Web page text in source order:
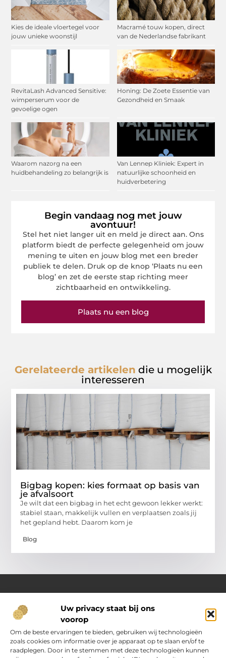
Uw privacy staat bij ons
voorop
Om de beste ervaringen te bieden, gebruiken wij technologieën
zoals cookies om informatie over je apparaat op te slaan en/of te
raadplegen. Door in te stemmen met deze technologieën kunnen
Kies de ideale vloertegel voor
jouw unieke woonstijl
Macramé touw kopen, direct
van de Nederlandse fabrikant
RevitaLash Advanced Sensitive:
wimperserum voor de
gevoelige ogen
Honing: De Zoete Essentie van
Gezondheid en Smaak
Waarom nazorg na een
huidbehandeling zo belangrijk is
Van Lennep Kliniek: Expert in
natuurlijke schoonheid en
huidverbetering
Begin vandaag nog met jouw
avontuur!
Stel het niet langer uit en meld je direct aan. Ons
platform biedt de perfecte gelegenheid om jouw
mening te uiten en jouw blog met een breder
publiek te delen. Druk op de knop ‘Plaats nu een
blog’ en zet de eerste stap richting meer
zichtbaarheid en ontwikkeling.
Plaats nu een blog
Gerelateerde artikelen die u mogelijk
interesseren
Bigbag kopen: kies formaat op basis van
je afvalsoort
Je wilt dat een bigbag in het echt gewoon lekker werkt:
stabiel staan, makkelijk vullen en verplaatsen zoals jij
het gepland hebt. Daarom kom je
Blog
Over Oranje-web.nl
Dé plek voor praktische inzichten en dagelijkse inspiratie
Verken een gevarieerd aanbod aan artikelen en blogs
boordevol handige tips, slimme ideeën en verrassende
inzichten. Alles om jouw dagelijks leven nét wat eenvoudiger